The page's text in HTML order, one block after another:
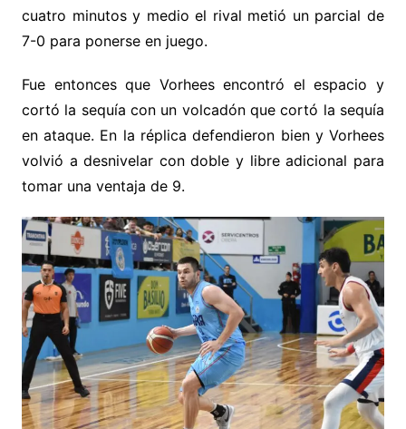
cuatro minutos y medio el rival metió un parcial de
7-0 para ponerse en juego.
Fue entonces que Vorhees encontró el espacio y
cortó la sequía con un volcadón que cortó la sequía
en ataque. En la réplica defendieron bien y Vorhees
volvió a desnivelar con doble y libre adicional para
tomar una ventaja de 9.